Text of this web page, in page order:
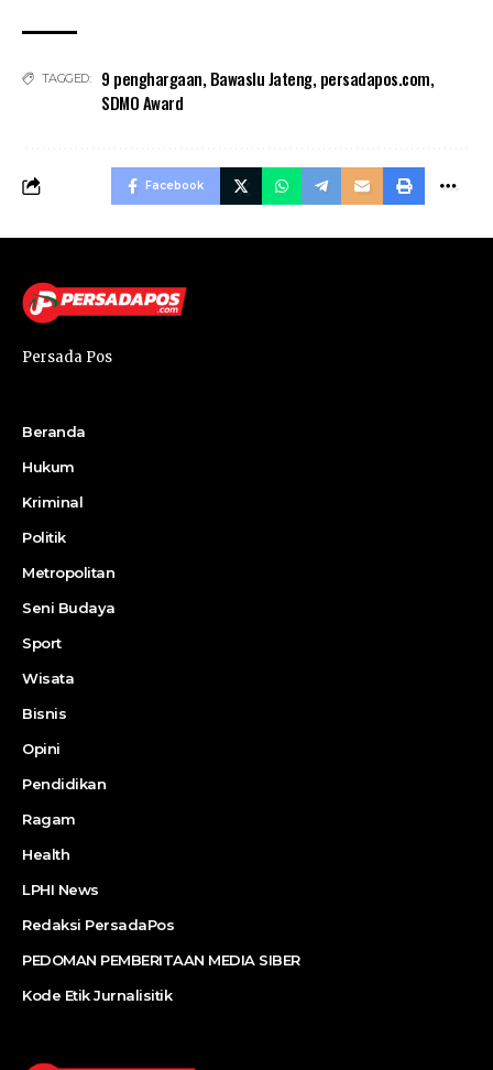
TAGGED: 9 penghargaan, Bawaslu Jateng, persadapos.com,
SDMO Award
Facebook
Persada Pos
Beranda
Hukum
Kriminal
Politik
Metropolitan
Seni Budaya
Sport
Wisata
Bisnis
Opini
Pendidikan
Ragam
Health
LPHI News
Redaksi PersadaPos
PEDOMAN PEMBERITAAN MEDIA SIBER
Kode Etik Jurnalisitik